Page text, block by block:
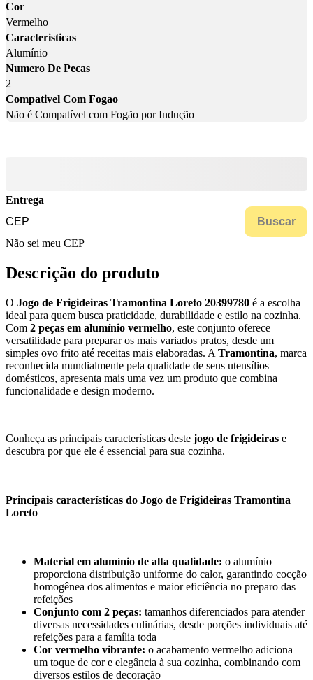
Cor
Vermelho
Caracteristicas
Alumínio
Numero De Pecas
2
Compativel Com Fogao
Não é Compatível com Fogão por Indução
Entrega
Buscar
Não sei meu CEP
Descrição do produto
O Jogo de Frigideiras Tramontina Loreto 20399780 é a escolha
ideal para quem busca praticidade, durabilidade e estilo na cozinha.
Com 2 peças em alumínio vermelho, este conjunto oferece
versatilidade para preparar os mais variados pratos, desde um
simples ovo frito até receitas mais elaboradas. A Tramontina, marca
reconhecida mundialmente pela qualidade de seus utensílios
domésticos, apresenta mais uma vez um produto que combina
funcionalidade e design moderno.
Conheça as principais características deste jogo de frigideiras e
descubra por que ele é essencial para sua cozinha.
Principais características do Jogo de Frigideiras Tramontina
Loreto
Material em alumínio de alta qualidade: o alumínio
proporciona distribuição uniforme do calor, garantindo cocção
homogênea dos alimentos e maior eficiência no preparo das
refeições
Conjunto com 2 peças: tamanhos diferenciados para atender
diversas necessidades culinárias, desde porções individuais até
refeições para a família toda
Cor vermelho vibrante: o acabamento vermelho adiciona
um toque de cor e elegância à sua cozinha, combinando com
diversos estilos de decoração